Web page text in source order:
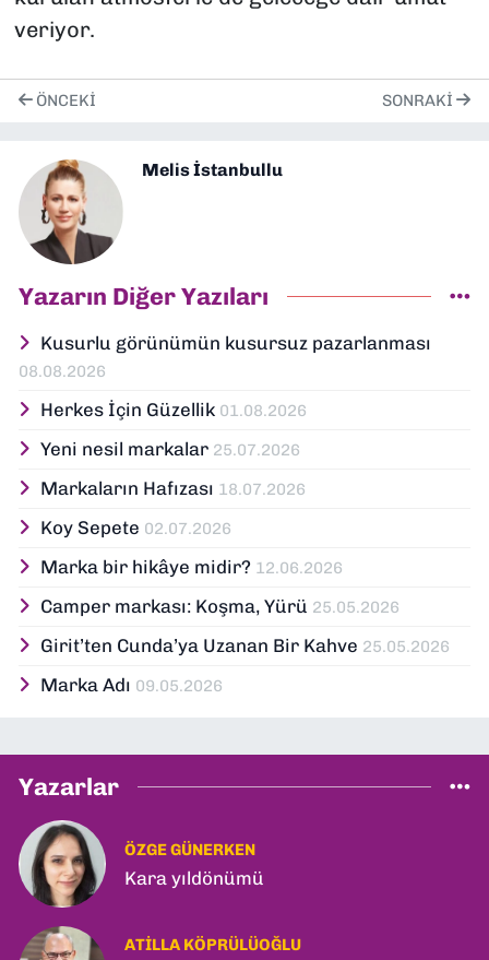
veriyor.
ÖNCEKI SONRAKI
Melis İstanbullu
Yazarın Diğer Yazıları
Kusurlu görünümün kusursuz pazarlanması
08.08.2026
Herkes İçin Güzellik 01.08.2026
Yeni nesil markalar 25.07.2026
Markaların Hafızası 18.07.2026
Koy Sepete 02.07.2026
Marka bir hikâye midir? 12.06.2026
Camper markası: Koşma, Yürü 25.05.2026
Girit’ten Cunda’ya Uzanan Bir Kahve 25.05.2026
Marka Adı 09.05.2026
Yazarlar
ÖZGE GÜNERKEN
Kara yıldönümü
ATILLA KÖPRÜLÜOĞLU